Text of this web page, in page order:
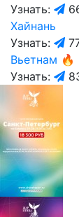
Узнать:
Хайнань
Узнать:
Вьетнам 🔥
Узнать: